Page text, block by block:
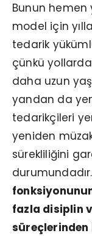
Bunun hemen
model için
tedarik
çünkü
daha uzun
yandan da
tedarikçileri
yeniden
sürekliliğini
durumundadır.
fazla disiplin